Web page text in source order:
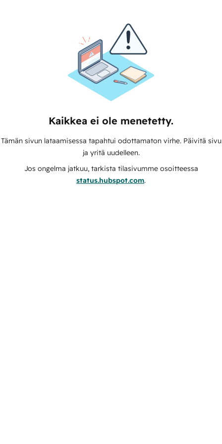
Kaikkea ei ole menetetty.
Tämän sivun lataamisessa tapahtui odottamaton virhe. Päivitä sivu
ja yritä uudelleen.
Jos ongelma jatkuu, tarkista tilasivumme osoitteessa
status.hubspot.com.